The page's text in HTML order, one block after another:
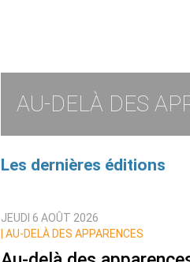
AU-DELÀ DES
Les dernières éditions
JEUDI 6 AOÛT 2026
AU-DELÀ DES APPARENCES